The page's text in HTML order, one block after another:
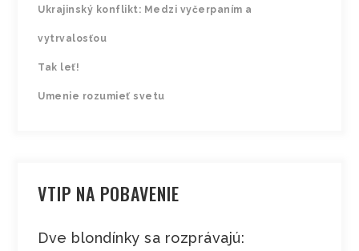
Ukrajinský konflikt: Medzi vyčerpaním a
vytrvalosťou
Tak leť!
Umenie rozumieť svetu
VTIP NA POBAVENIE
Dve blondínky sa rozprávajú: